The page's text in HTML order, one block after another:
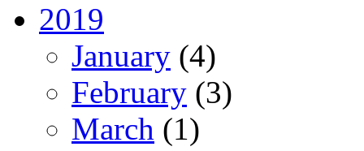
2019
January (4)
February (3)
March (1)